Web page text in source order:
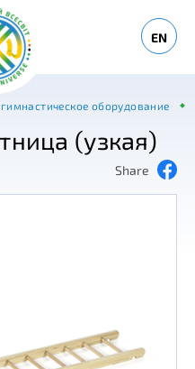
EN
гимнастическое оборудование
Share
(узкая)